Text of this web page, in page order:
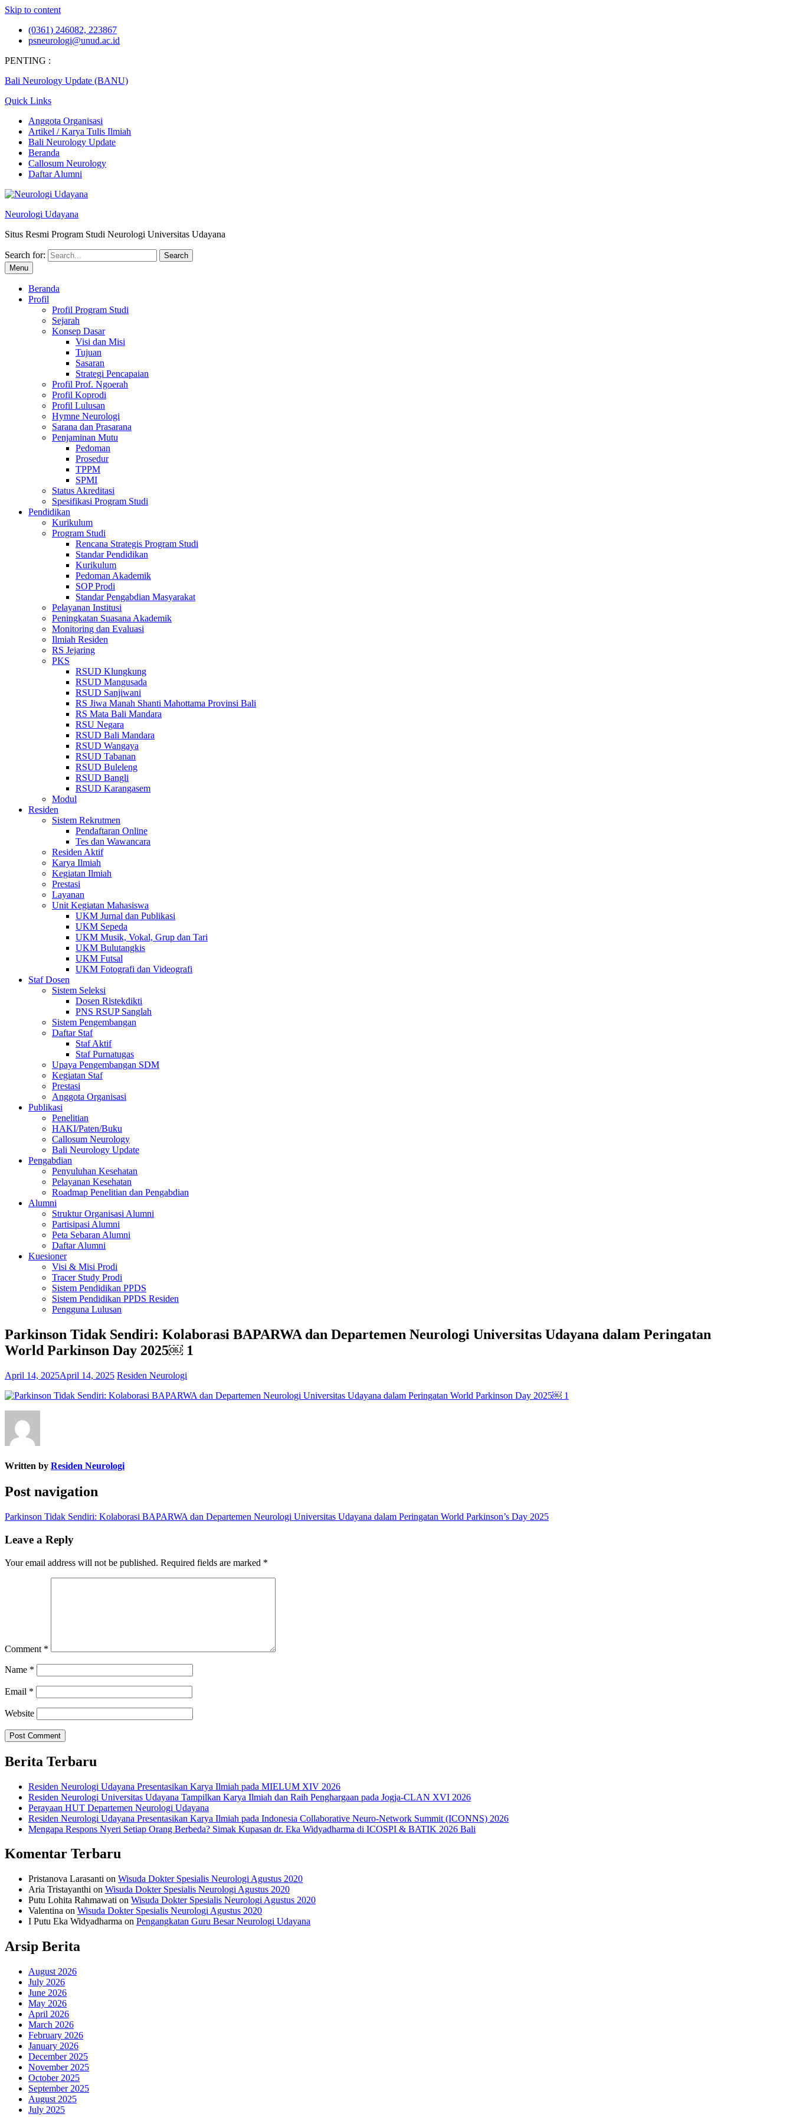
Skip to content
(0361) 246082, 223867
psneurologi@unud.ac.id
PENTING :
Bali Neurology Update (BANU)
Quick Links
Anggota Organisasi
Artikel / Karya Tulis Ilmiah
Bali Neurology Update
Beranda
Callosum Neurology
Daftar Alumni
Neurologi Udayana
Situs Resmi Program Studi Neurologi Universitas Udayana
Search for:
Menu
Beranda
Profil
Profil Program Studi
Sejarah
Konsep Dasar
Visi dan Misi
Tujuan
Sasaran
Strategi Pencapaian
Profil Prof. Ngoerah
Profil Koprodi
Profil Lulusan
Hymne Neurologi
Sarana dan Prasarana
Penjaminan Mutu
Pedoman
Prosedur
TPPM
SPMI
Status Akreditasi
Spesifikasi Program Studi
Pendidikan
Kurikulum
Program Studi
Rencana Strategis Program Studi
Standar Pendidikan
Kurikulum
Pedoman Akademik
SOP Prodi
Standar Pengabdian Masyarakat
Pelayanan Institusi
Peningkatan Suasana Akademik
Monitoring dan Evaluasi
Ilmiah Residen
RS Jejaring
PKS
RSUD Klungkung
RSUD Mangusada
RSUD Sanjiwani
RS Jiwa Manah Shanti Mahottama Provinsi Bali
RS Mata Bali Mandara
RSU Negara
RSUD Bali Mandara
RSUD Wangaya
RSUD Tabanan
RSUD Buleleng
RSUD Bangli
RSUD Karangasem
Modul
Residen
Sistem Rekrutmen
Pendaftaran Online
Tes dan Wawancara
Residen Aktif
Karya Ilmiah
Kegiatan Ilmiah
Prestasi
Layanan
Unit Kegiatan Mahasiswa
UKM Jurnal dan Publikasi
UKM Sepeda
UKM Musik, Vokal, Grup dan Tari
UKM Bulutangkis
UKM Futsal
UKM Fotografi dan Videografi
Staf Dosen
Sistem Seleksi
Dosen Ristekdikti
PNS RSUP Sanglah
Sistem Pengembangan
Daftar Staf
Staf Aktif
Staf Purnatugas
Upaya Pengembangan SDM
Kegiatan Staf
Prestasi
Anggota Organisasi
Publikasi
Penelitian
HAKI/Paten/Buku
Callosum Neurology
Bali Neurology Update
Pengabdian
Penyuluhan Kesehatan
Pelayanan Kesehatan
Roadmap Penelitian dan Pengabdian
Alumni
Struktur Organisasi Alumni
Partisipasi Alumni
Peta Sebaran Alumni
Daftar Alumni
Kuesioner
Visi & Misi Prodi
Tracer Study Prodi
Sistem Pendidikan PPDS
Sistem Pendidikan PPDS Residen
Pengguna Lulusan
Parkinson Tidak Sendiri: Kolaborasi BAPARWA dan Departemen Neurologi Universitas Udayana dalam Peringatan
World Parkinson Day 2025￼ 1
April 14, 2025April 14, 2025 Residen Neurologi
Written by Residen Neurologi
Post navigation
Parkinson Tidak Sendiri: Kolaborasi BAPARWA dan Departemen Neurologi Universitas Udayana dalam Peringatan World Parkinson’s Day 2025
Leave a Reply
Your email address will not be published. Required fields are marked *
Comment *
Name *
Email *
Website
Berita Terbaru
Residen Neurologi Udayana Presentasikan Karya Ilmiah pada MIELUM XIV 2026
Residen Neurologi Universitas Udayana Tampilkan Karya Ilmiah dan Raih Penghargaan pada Jogja-CLAN XVI 2026
Perayaan HUT Departemen Neurologi Udayana
Residen Neurologi Udayana Presentasikan Karya Ilmiah pada Indonesia Collaborative Neuro-Network Summit (ICONNS) 2026
Mengapa Respons Nyeri Setiap Orang Berbeda? Simak Kupasan dr. Eka Widyadharma di ICOSPI & BATIK 2026 Bali
Komentar Terbaru
Pristanova Larasanti on Wisuda Dokter Spesialis Neurologi Agustus 2020
Aria Tristayanthi on Wisuda Dokter Spesialis Neurologi Agustus 2020
Putu Lohita Rahmawati on Wisuda Dokter Spesialis Neurologi Agustus 2020
Valentina on Wisuda Dokter Spesialis Neurologi Agustus 2020
I Putu Eka Widyadharma on Pengangkatan Guru Besar Neurologi Udayana
Arsip Berita
August 2026
July 2026
June 2026
May 2026
April 2026
March 2026
February 2026
January 2026
December 2025
November 2025
October 2025
September 2025
August 2025
July 2025